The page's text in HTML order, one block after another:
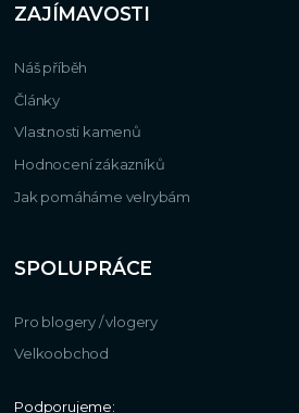
ZAJÍMAVOSTI
Náš příběh
Články
Vlastnosti kamenů
Hodnocení zákazníků
Jak pomáháme velrybám
SPOLUPRÁCE
Pro blogery / vlogery
Velkoobchod
Podporujeme: